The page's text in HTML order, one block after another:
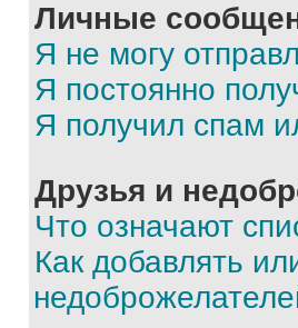
Личные
Я не могу
Я постоянно
Я получил спам
Друзья и
Что означают
Как добавлять